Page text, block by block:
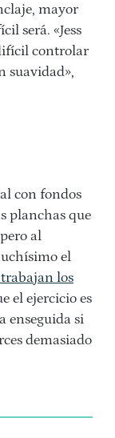
mayor
será. «Jess
controlar
suavidad»,
con fondos
planchas que
al
el
trabajan los
el ejercicio es
enseguida si
demasiado